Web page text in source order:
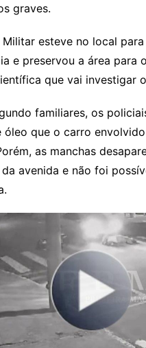
graves.
Militar esteve no local
e preservou a área para
que vai investigar
familiares, os
óleo que o carro
as manchas
avenida e não foi